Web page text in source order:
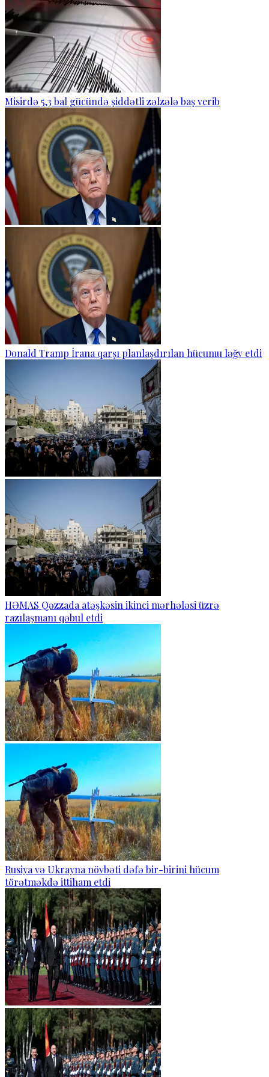
Misirdə 5,3 bal gücündə şiddətli zəlzələ baş verib
Donald Tramp İrana qarşı planlaşdırılan hücumu ləğv etdi
HƏMAS Qəzzada atəşkəsin ikinci mərhələsi üzrə
razılaşmanı qəbul etdi
Rusiya və Ukrayna növbəti dəfə bir-birini hücum
törətməkdə ittiham etdi